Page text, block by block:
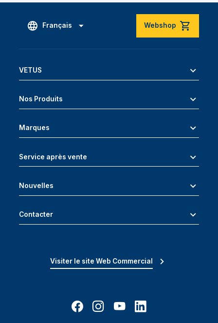
Français Webshop
VETUS
Nos Produits
Marques
Service après vente
Nouvelles
Contacter
Visiter le site Web Commercial